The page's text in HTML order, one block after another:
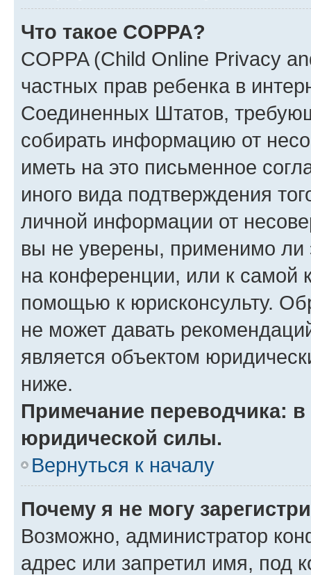
Что такое COPPA?
COPPA (Child Online Privacy
частных прав ребенка в
Соединенных Штатов,
собирать информацию от
иметь на это письменное
иного вида подтверждения
личной информации от
вы не уверены, применимо ли
на конференции, или к самой
помощью к юрисконсульту.
не может давать
является объектом
ниже.
Примечание переводчика:
юридической силы.
Вернуться к началу
Почему я не могу
Возможно, администратор
адрес или запретил имя, под